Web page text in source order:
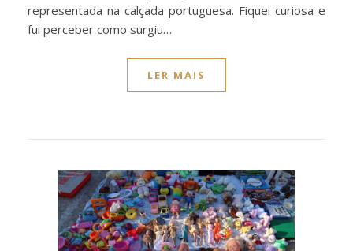
representada na calçada portuguesa. Fiquei curiosa e
fui perceber como surgiu…
LER MAIS